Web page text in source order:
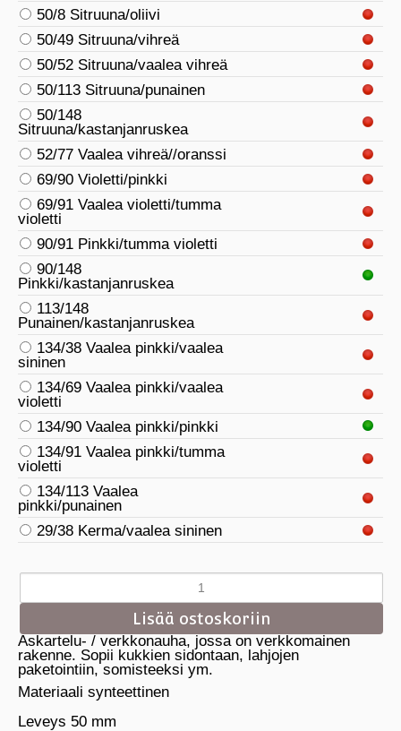
50/8 Sitruuna/oliivi
50/49 Sitruuna/vihreä
50/52 Sitruuna/vaalea vihreä
50/113 Sitruuna/punainen
50/148
Sitruuna/kastanjanruskea
52/77 Vaalea vihreä//oranssi
69/90 Violetti/pinkki
69/91 Vaalea violetti/tumma
violetti
90/91 Pinkki/tumma violetti
90/148
Pinkki/kastanjanruskea
113/148
Punainen/kastanjanruskea
134/38 Vaalea pinkki/vaalea
sininen
134/69 Vaalea pinkki/vaalea
violetti
134/90 Vaalea pinkki/pinkki
134/91 Vaalea pinkki/tumma
violetti
134/113 Vaalea
pinkki/punainen
29/38 Kerma/vaalea sininen
Askartelu- / verkkonauha, jossa on verkkomainen
rakenne. Sopii kukkien sidontaan, lahjojen
paketointiin, somisteeksi ym.
Materiaali synteettinen
Leveys 50 mm